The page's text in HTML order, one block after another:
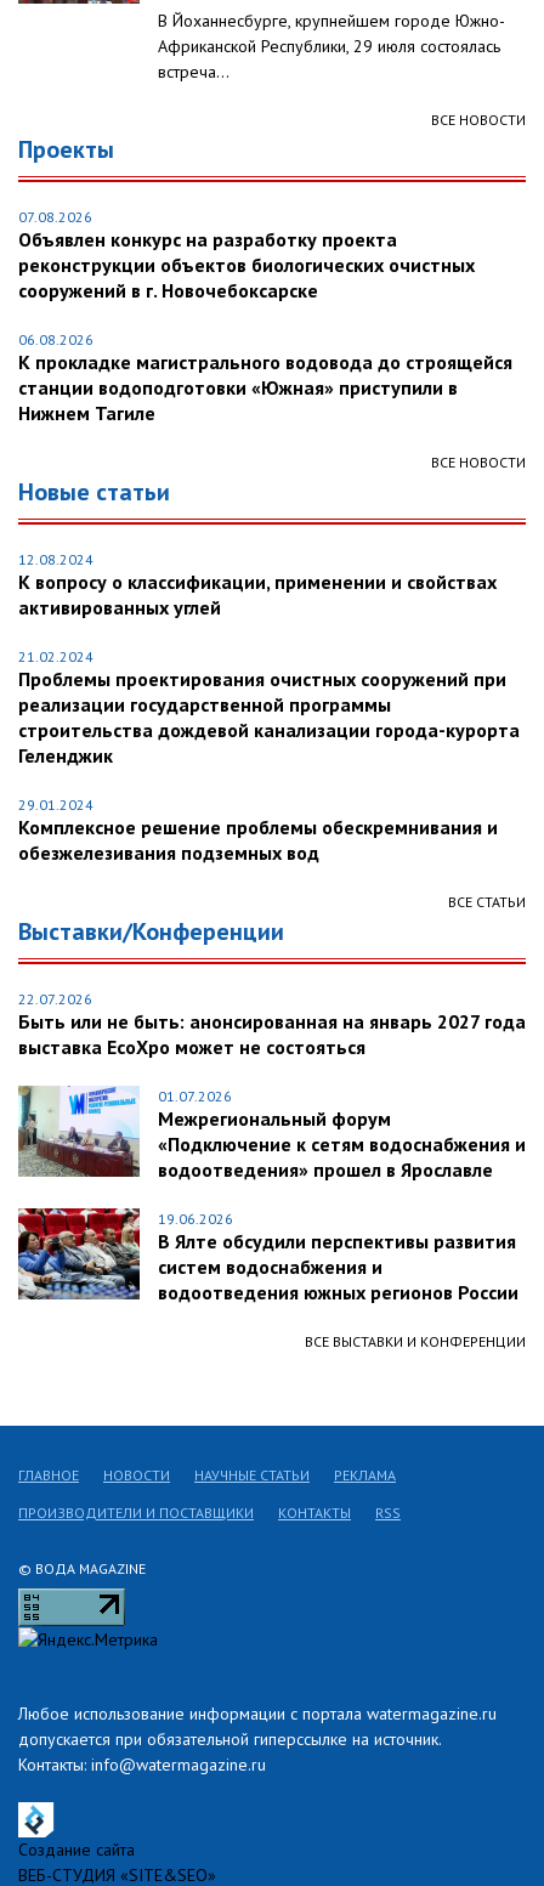
В Йоханнесбурге, крупнейшем городе Южно-
Африканской Республики, 29 июля состоялась
встреча...
ВСЕ НОВОСТИ
Проекты
07.08.2026
Объявлен конкурс на разработку проекта
реконструкции объектов биологических очистных
сооружений в г. Новочебоксарске
06.08.2026
К прокладке магистрального водовода до строящейся
станции водоподготовки «Южная» приступили в
Нижнем Тагиле
ВСЕ НОВОСТИ
Новые статьи
12.08.2024
К вопросу о классификации, применении и свойствах
активированных углей
21.02.2024
Проблемы проектирования очистных сооружений при
реализации государственной программы
строительства дождевой канализации города-курорта
Геленджик
29.01.2024
Комплексное решение проблемы обескремнивания и
обезжелезивания подземных вод
ВСЕ СТАТЬИ
Выставки/Конференции
22.07.2026
Быть или не быть: анонсированная на январь 2027 года
выставка EcoXpo может не состояться
01.07.2026
Межрегиональный форум
«Подключение к сетям водоснабжения и
водоотведения» прошел в Ярославле
19.06.2026
В Ялте обсудили перспективы развития
систем водоснабжения и
водоотведения южных регионов России
ВСЕ ВЫСТАВКИ И КОНФЕРЕНЦИИ
© ВОДА MAGAZINE
Любое использование информации с портала watermagazine.ru
допускается при обязательной гиперссылке на источник.
Контакты: info@watermagazine.ru
ГЛАВНОЕ НОВОСТИ НАУЧНЫЕ СТАТЬИ РЕКЛАМА
ПРОИЗВОДИТЕЛИ И ПОСТАВЩИКИ КОНТАКТЫ RSS
Создание сайта
ВЕБ-СТУДИЯ «SITE&SEO»